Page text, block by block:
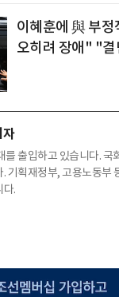
이혜훈에 與 부
오히려 장애" "
자
를 출입하고 있습니다. 국
기획재정부, 고용노동부
다.